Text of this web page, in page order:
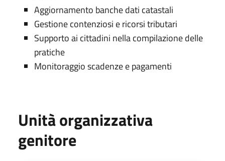
Aggiornamento banche dati catastali
Gestione contenziosi e ricorsi tributari
Supporto ai cittadini nella compilazione delle
pratiche
Monitoraggio scadenze e pagamenti
Unità organizzativa
genitore